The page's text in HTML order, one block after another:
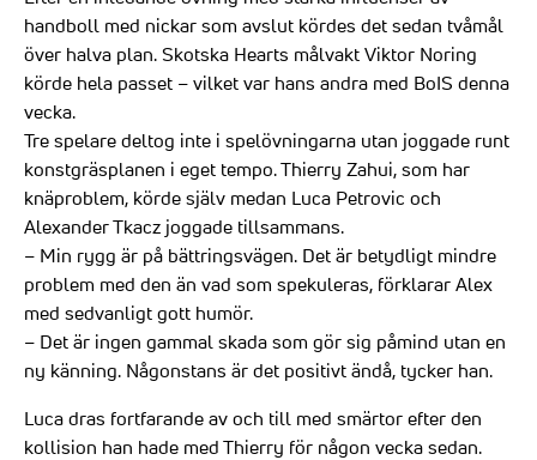
handboll med nickar som avslut kördes det sedan tvåmål
över halva plan. Skotska Hearts målvakt Viktor Noring
körde hela passet – vilket var hans andra med BoIS denna
vecka.
Tre spelare deltog inte i spelövningarna utan joggade runt
konstgräsplanen i eget tempo. Thierry Zahui, som har
knäproblem, körde själv medan Luca Petrovic och
Alexander Tkacz joggade tillsammans.
– Min rygg är på bättringsvägen. Det är betydligt mindre
problem med den än vad som spekuleras, förklarar Alex
med sedvanligt gott humör.
– Det är ingen gammal skada som gör sig påmind utan en
ny känning. Någonstans är det positivt ändå, tycker han.
Luca dras fortfarande av och till med smärtor efter den
kollision han hade med Thierry för någon vecka sedan.